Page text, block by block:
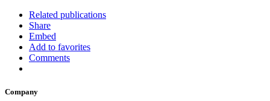
Related publications
Share
Embed
Add to favorites
Comments
Company